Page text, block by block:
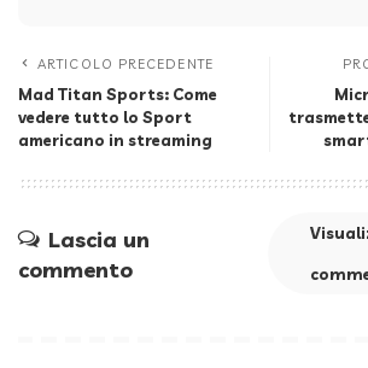
ARTICOLO PRECEDENTE
Mad Titan Sports: Come
vedere tutto lo Sport
americano in streaming
Lascia un
commento